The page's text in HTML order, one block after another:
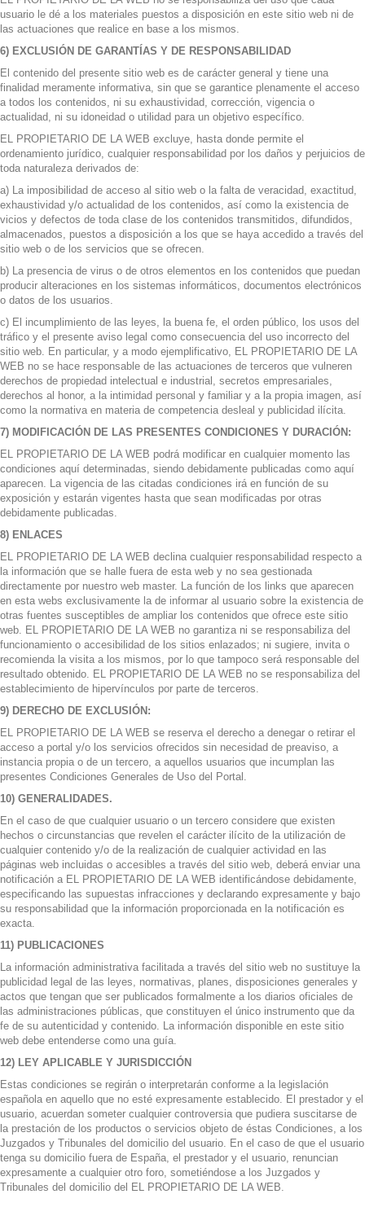
usuario le dé a los materiales puestos a disposición en este sitio web ni de
las actuaciones que realice en base a los mismos.
6) EXCLUSIÓN DE GARANTÍAS Y DE RESPONSABILIDAD
El contenido del presente sitio web es de carácter general y tiene una
finalidad meramente informativa, sin que se garantice plenamente el acceso
a todos los contenidos, ni su exhaustividad, corrección, vigencia o
actualidad, ni su idoneidad o utilidad para un objetivo específico.
EL PROPIETARIO DE LA WEB excluye, hasta donde permite el
ordenamiento jurídico, cualquier responsabilidad por los daños y perjuicios de
toda naturaleza derivados de:
a) La imposibilidad de acceso al sitio web o la falta de veracidad, exactitud,
exhaustividad y/o actualidad de los contenidos, así como la existencia de
vicios y defectos de toda clase de los contenidos transmitidos, difundidos,
almacenados, puestos a disposición a los que se haya accedido a través del
sitio web o de los servicios que se ofrecen.
b) La presencia de virus o de otros elementos en los contenidos que puedan
producir alteraciones en los sistemas informáticos, documentos electrónicos
o datos de los usuarios.
c) El incumplimiento de las leyes, la buena fe, el orden público, los usos del
tráfico y el presente aviso legal como consecuencia del uso incorrecto del
sitio web. En particular, y a modo ejemplificativo, EL PROPIETARIO DE LA
WEB no se hace responsable de las actuaciones de terceros que vulneren
derechos de propiedad intelectual e industrial, secretos empresariales,
derechos al honor, a la intimidad personal y familiar y a la propia imagen, así
como la normativa en materia de competencia desleal y publicidad ilícita.
7) MODIFICACIÓN DE LAS PRESENTES CONDICIONES Y DURACIÓN:
EL PROPIETARIO DE LA WEB podrá modificar en cualquier momento las
condiciones aquí determinadas, siendo debidamente publicadas como aquí
aparecen. La vigencia de las citadas condiciones irá en función de su
exposición y estarán vigentes hasta que sean modificadas por otras
debidamente publicadas.
8) ENLACES
EL PROPIETARIO DE LA WEB declina cualquier responsabilidad respecto a
la información que se halle fuera de esta web y no sea gestionada
directamente por nuestro web master. La función de los links que aparecen
en esta webs exclusivamente la de informar al usuario sobre la existencia de
otras fuentes susceptibles de ampliar los contenidos que ofrece este sitio
web. EL PROPIETARIO DE LA WEB no garantiza ni se responsabiliza del
funcionamiento o accesibilidad de los sitios enlazados; ni sugiere, invita o
recomienda la visita a los mismos, por lo que tampoco será responsable del
resultado obtenido. EL PROPIETARIO DE LA WEB no se responsabiliza del
establecimiento de hipervínculos por parte de terceros.
9) DERECHO DE EXCLUSIÓN:
EL PROPIETARIO DE LA WEB se reserva el derecho a denegar o retirar el
acceso a portal y/o los servicios ofrecidos sin necesidad de preaviso, a
instancia propia o de un tercero, a aquellos usuarios que incumplan las
presentes Condiciones Generales de Uso del Portal.
10) GENERALIDADES.
En el caso de que cualquier usuario o un tercero considere que existen
hechos o circunstancias que revelen el carácter ilícito de la utilización de
cualquier contenido y/o de la realización de cualquier actividad en las
páginas web incluidas o accesibles a través del sitio web, deberá enviar una
notificación a EL PROPIETARIO DE LA WEB identificándose debidamente,
especificando las supuestas infracciones y declarando expresamente y bajo
su responsabilidad que la información proporcionada en la notificación es
exacta.
11) PUBLICACIONES
La información administrativa facilitada a través del sitio web no sustituye la
publicidad legal de las leyes, normativas, planes, disposiciones generales y
actos que tengan que ser publicados formalmente a los diarios oficiales de
las administraciones públicas, que constituyen el único instrumento que da
fe de su autenticidad y contenido. La información disponible en este sitio
web debe entenderse como una guía.
12) LEY APLICABLE Y JURISDICCIÓN
Estas condiciones se regirán o interpretarán conforme a la legislación
española en aquello que no esté expresamente establecido. El prestador y el
usuario, acuerdan someter cualquier controversia que pudiera suscitarse de
la prestación de los productos o servicios objeto de éstas Condiciones, a los
Juzgados y Tribunales del domicilio del usuario. En el caso de que el usuario
tenga su domicilio fuera de España, el prestador y el usuario, renuncian
expresamente a cualquier otro foro, sometiéndose a los Juzgados y
Tribunales del domicilio del EL PROPIETARIO DE LA WEB.